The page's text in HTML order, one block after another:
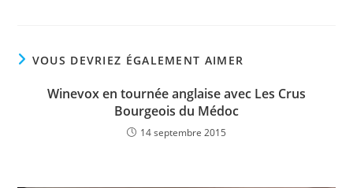
VOUS DEVRIEZ ÉGALEMENT AIMER
Winevox en tournée anglaise avec Les Crus
Bourgeois du Médoc
14 septembre 2015